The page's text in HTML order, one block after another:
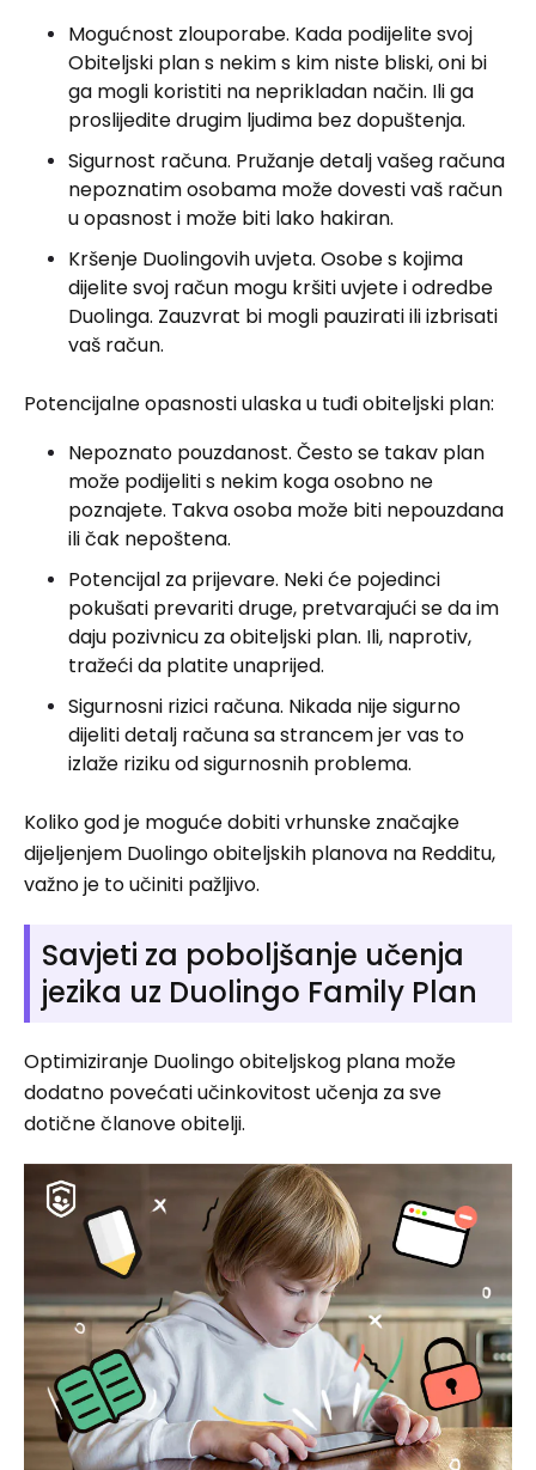
Mogućnost zlouporabe. Kada podijelite svoj
Obiteljski plan s nekim s kim niste bliski, oni bi
ga mogli koristiti na neprikladan način. Ili ga
proslijedite drugim ljudima bez dopuštenja.
Sigurnost računa. Pružanje detalj vašeg računa
nepoznatim osobama može dovesti vaš račun
u opasnost i može biti lako hakiran.
Kršenje Duolingovih uvjeta. Osobe s kojima
dijelite svoj račun mogu kršiti uvjete i odredbe
Duolinga. Zauzvrat bi mogli pauzirati ili izbrisati
vaš račun.
Potencijalne opasnosti ulaska u tuđi obiteljski plan:
Nepoznato pouzdanost. Često se takav plan
može podijeliti s nekim koga osobno ne
poznajete. Takva osoba može biti nepouzdana
ili čak nepoštena.
Potencijal za prijevare. Neki će pojedinci
pokušati prevariti druge, pretvarajući se da im
daju pozivnicu za obiteljski plan. Ili, naprotiv,
tražeći da platite unaprijed.
Sigurnosni rizici računa. Nikada nije sigurno
dijeliti detalj računa sa strancem jer vas to
izlaže riziku od sigurnosnih problema.
Koliko god je moguće dobiti vrhunske značajke
dijeljenjem Duolingo obiteljskih planova na Redditu,
važno je to učiniti pažljivo.
Savjeti za poboljšanje učenja
jezika uz Duolingo Family Plan
Optimiziranje Duolingo obiteljskog plana može
dodatno povećati učinkovitost učenja za sve
dotične članove obitelji.